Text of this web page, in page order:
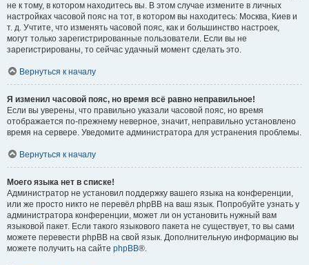
не к тому, в котором находитесь вы. В этом случае измените в личных
настройках часовой пояс на тот, в котором вы находитесь: Москва, Киев и
т. д. Учтите, что изменять часовой пояс, как и большинство настроек,
могут только зарегистрированные пользователи. Если вы не
зарегистрированы, то сейчас удачный момент сделать это.
Вернуться к началу
Я изменил часовой пояс, но время всё равно неправильное!
Если вы уверены, что правильно указали часовой пояс, но время
отображается по-прежнему неверное, значит, неправильно установлено
время на сервере. Уведомите администратора для устранения проблемы.
Вернуться к началу
Моего языка нет в списке!
Администратор не установил поддержку вашего языка на конференции,
или же просто никто не перевёл phpBB на ваш язык. Попробуйте узнать у
администратора конференции, может ли он установить нужный вам
языковой пакет. Если такого языкового пакета не существует, то вы сами
можете перевести phpBB на свой язык. Дополнительную информацию вы
можете получить на сайте phpBB®.